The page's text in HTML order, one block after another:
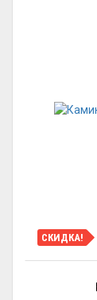
СКИДКА!